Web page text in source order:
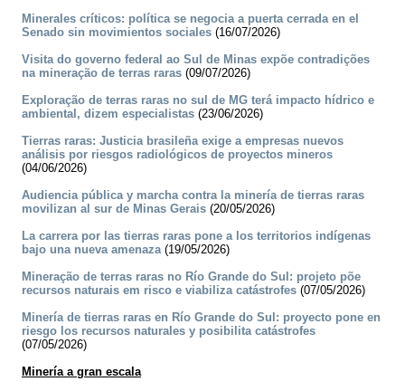
Minerales críticos: política se negocia a puerta cerrada en el
Senado sin movimientos sociales (16/07/2026)
Visita do governo federal ao Sul de Minas expõe contradições
na mineração de terras raras (09/07/2026)
Exploração de terras raras no sul de MG terá impacto hídrico e
ambiental, dizem especialistas (23/06/2026)
Tierras raras: Justicia brasileña exige a empresas nuevos
análisis por riesgos radiológicos de proyectos mineros
(04/06/2026)
Audiencia pública y marcha contra la minería de tierras raras
movilizan al sur de Minas Gerais (20/05/2026)
La carrera por las tierras raras pone a los territorios indígenas
bajo una nueva amenaza(19/05/2026)
Mineração de terras raras no Río Grande do Sul: projeto põe
recursos naturais em risco e viabiliza catástrofes (07/05/2026)
Minería de tierras raras en Río Grande do Sul: proyecto pone en
riesgo los recursos naturales y posibilita catástrofes
(07/05/2026)
Minería a gran escala